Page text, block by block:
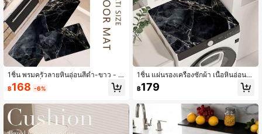
1ชิ้น พรมครัวลายหินอ่อนสีดำ-ขาว - พ
รมไนลอนที่ซักได้ กันลื่น ฉนวนความร้อ
น ซึมซับ ทำความสะอาดง่าย สไตล์โมเ
ห้องซักรีด โต๊ะ ป้อนอาหารสัตว์เลี้ยง ทัน
สมัยและเป็นแฟชั่น ของขวัญที่ดี
฿168 -6%
1ชิ้น แผ่นรองเครื่องซักผ้า เนื้อหินอ่อนสี
ดำขาวสุดพิเศษ ผ้ารองตู้อบผ้า แผ่นรอง
พื้นมัลติฟังก์ชั่น ที่คุ้มครองพื้นผิว แผ่นรอ
ละกันลื่น
฿179